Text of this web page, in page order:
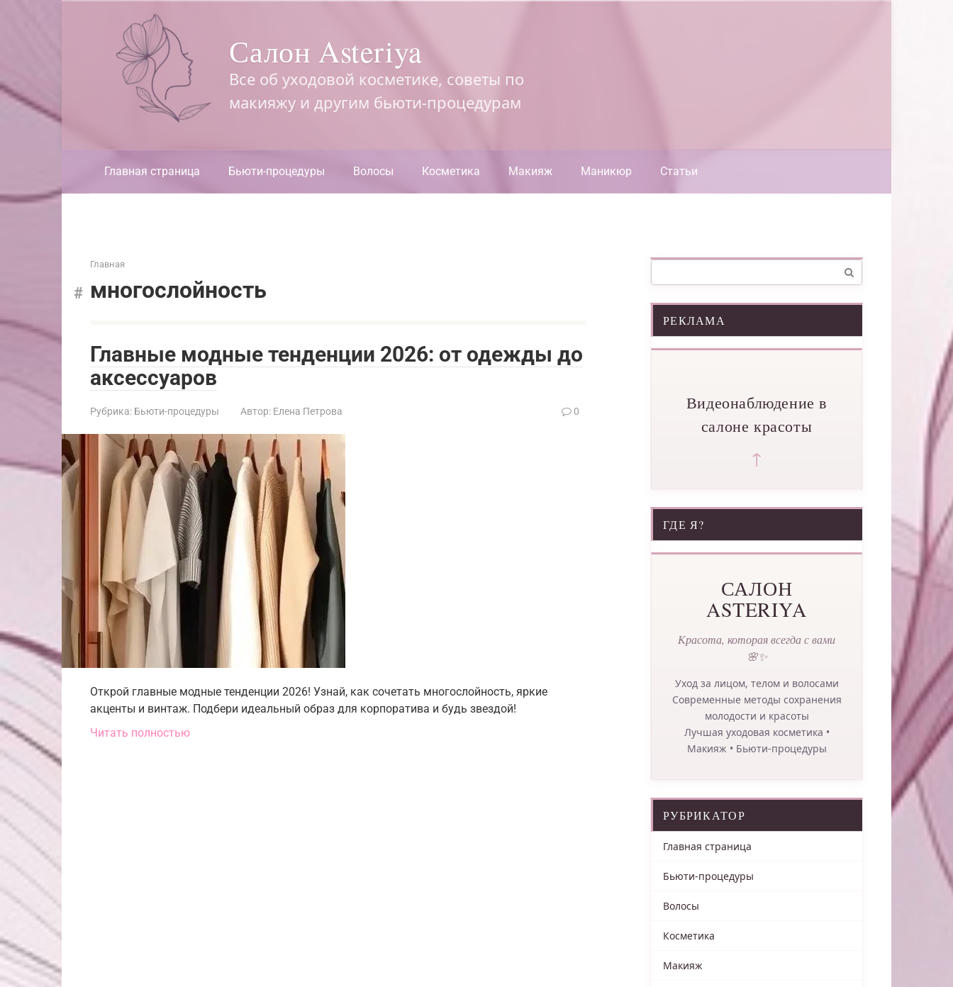
Салон Asteriya
Все об уходовой косметике, советы по
макияжу и другим бьюти-процедурам
Главная страница Бьюти-процедуры Волосы Косметика Макияж Маникюр Статьи
Главная
многослойность
Главные модные тенденции 2026: от одежды до
аксессуаров
Рубрика: Бьюти-процедуры Автор: Елена Петрова 0
Открой главные модные тенденции 2026! Узнай, как сочетать многослойность, яркие
акценты и винтаж. Подбери идеальный образ для корпоратива и будь звездой!
Читать полностью
РЕКЛАМА
Видеонаблюдение в
салоне красоты
↑
ГДЕ Я?
САЛОН
ASTERIYA
Красота, которая всегда с вами
🌸✨
Уход за лицом, телом и волосами
Современные методы сохранения
молодости и красоты
Лучшая уходовая косметика •
Макияж • Бьюти-процедуры
РУБРИКАТОР
Главная страница
Бьюти-процедуры
Волосы
Косметика
Макияж